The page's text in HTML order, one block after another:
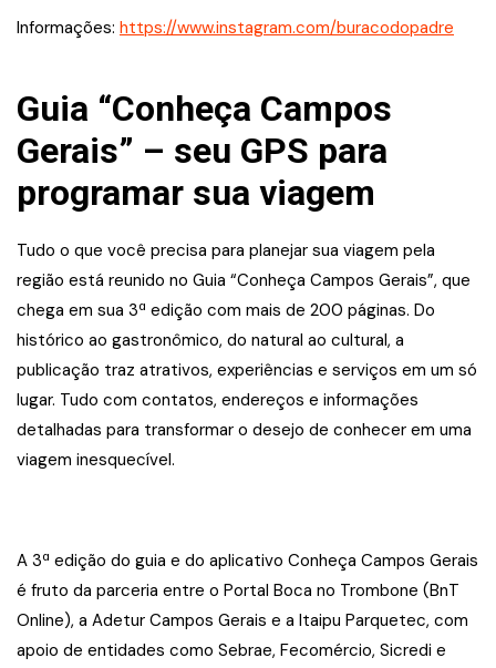
Informações: https://www.instagram.com/buracodopadre
Guia “Conheça Campos
Gerais” – seu GPS para
programar sua viagem
Tudo o que você precisa para planejar sua viagem pela
região está reunido no Guia “Conheça Campos Gerais”, que
chega em sua 3ª edição com mais de 200 páginas. Do
histórico ao gastronômico, do natural ao cultural, a
publicação traz atrativos, experiências e serviços em um só
lugar. Tudo com contatos, endereços e informações
detalhadas para transformar o desejo de conhecer em uma
viagem inesquecível.
A 3ª edição do guia e do aplicativo Conheça Campos Gerais
é fruto da parceria entre o Portal Boca no Trombone (BnT
Online), a Adetur Campos Gerais e a Itaipu Parquetec, com
apoio de entidades como Sebrae, Fecomércio, Sicredi e